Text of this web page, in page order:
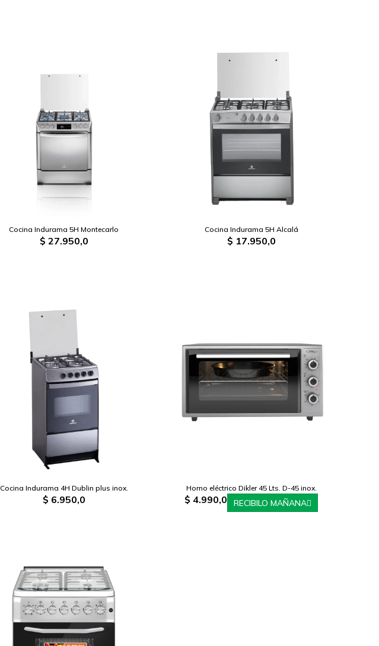
Cocina Indurama 5H Montecarlo
$ 27.950,0
Cocina Indurama 5H Alcalá
$ 17.950,0
Cocina Indurama 4H Dublin plus inox.
$ 6.950,0
Horno eléctrico Dikler 45 Lts. D-45 inox.
$ 4.990,0 RECIBILO MAÑANA